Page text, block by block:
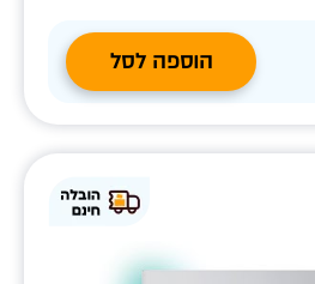
הוספה לסל